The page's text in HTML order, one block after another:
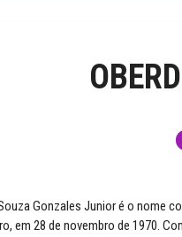
Gonzales Junior é o nome
em 28 de novembro de 1970.